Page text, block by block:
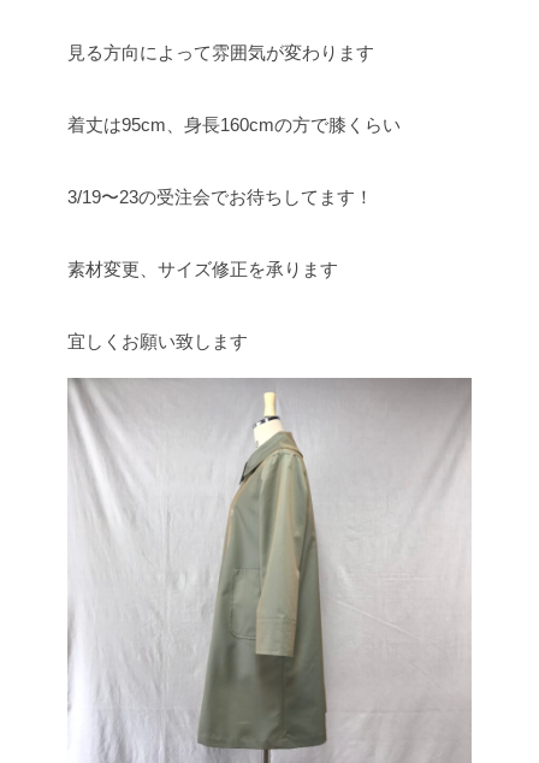
見る方向によって雰囲気が変わります
着丈は95cm、身長160cmの方で膝くらい
3/19〜23の受注会でお待ちしてます！
素材変更、サイズ修正を承ります
宜しくお願い致します